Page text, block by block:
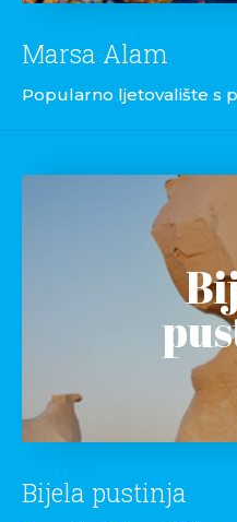
Marsa Alam
Popularno ljetovalište s
Bijela pustinja